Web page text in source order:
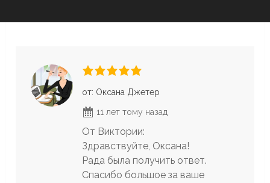
от: Оксана Джетер
11 лет тому назад
От Виктории:
Здравствуйте, Оксана!
Рада была получить ответ.
Спасибо большое за ваше